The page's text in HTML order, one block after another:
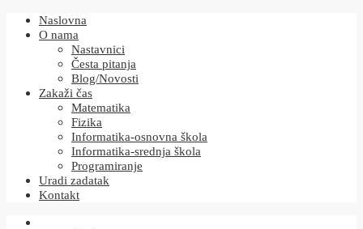
Naslovna
O nama
Nastavnici
Česta pitanja
Blog/Novosti
Zakaži čas
Matematika
Fizika
Informatika-osnovna škola
Informatika-srednja škola
Programiranje
Uradi zadatak
Kontakt